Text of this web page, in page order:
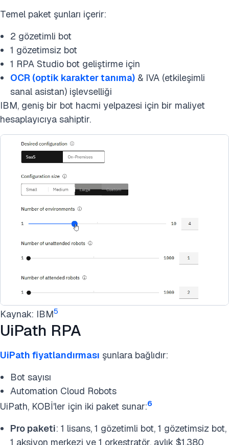
Temel paket şunları içerir:
2 gözetimli bot
1 gözetimsiz bot
1 RPA Studio bot geliştirme için
OCR (optik karakter tanıma) & IVA (etkileşimli
sanal asistan) işlevselliği
IBM, geniş bir bot hacmi yelpazesi için bir maliyet
hesaplayıcıya sahiptir.
Kaynak: IBM5
UiPath RPA
UiPath fiyatlandırması şunlara bağlıdır:
Bot sayısı
Automation Cloud Robots
UiPath, KOBİ'ler için iki paket sunar:6
Pro paketi: 1 lisans, 1 gözetimli bot, 1 gözetimsiz bot,
1 aksiyon merkezi ve 1 orkestratör, aylık $1,380